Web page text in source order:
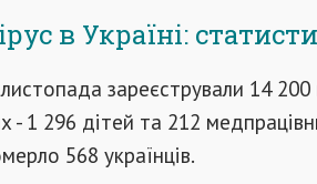
в Україні:
зареєстрували 14
- 1 296 дітей та 212
568 українців.